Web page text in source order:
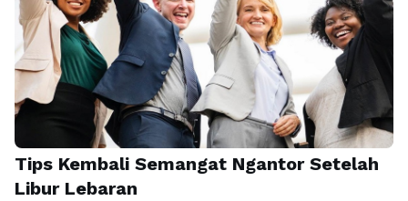
Tips Kembali Semangat Ngantor Setelah
Libur Lebaran